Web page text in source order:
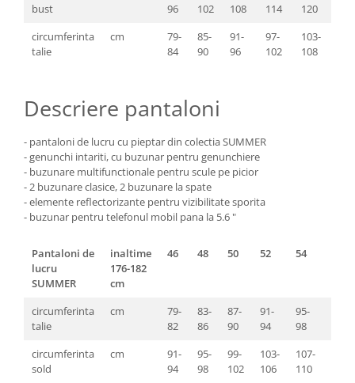
bust
96
102
108
114
120
circumferinta
talie
cm
79-
84
85-
90
91-
96
97-
102
103-
108
Descriere pantaloni
- pantaloni de lucru cu pieptar din colectia SUMMER
- genunchi intariti, cu buzunar pentru genunchiere
- buzunare multifunctionale pentru scule pe picior
- 2 buzunare clasice, 2 buzunare la spate
- elemente reflectorizante pentru vizibilitate sporita
- buzunar pentru telefonul mobil pana la 5.6 "
Pantaloni de
lucru
SUMMER
inaltime
176-182
cm
46 48 50 52 54
circumferinta
talie
cm
79-
82
83-
86
87-
90
91-
94
95-
98
circumferinta
sold
cm
91-
94
95-
98
99-
102
103-
106
107-
110